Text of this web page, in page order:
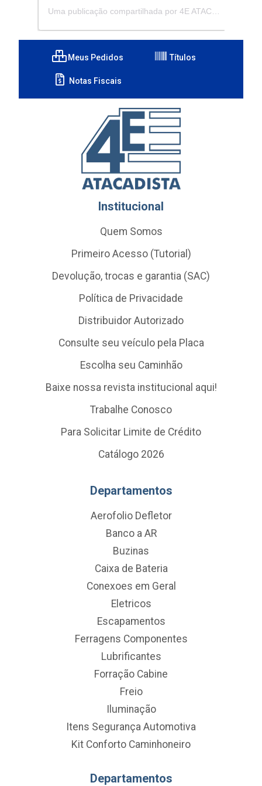
Meus Pedidos Títulos
Notas Fiscais
Institucional
Quem Somos
Primeiro Acesso (Tutorial)
Devolução, trocas e garantia (SAC)
Política de Privacidade
Distribuidor Autorizado
Consulte seu veículo pela Placa
Escolha seu Caminhão
Baixe nossa revista institucional aqui!
Trabalhe Conosco
Para Solicitar Limite de Crédito
Catálogo 2026
Departamentos
Aerofolio Defletor
Banco a AR
Buzinas
Caixa de Bateria
Conexoes em Geral
Eletricos
Escapamentos
Ferragens Componentes
Lubrificantes
Forração Cabine
Freio
Iluminação
Itens Segurança Automotiva
Kit Conforto Caminhoneiro
Departamentos